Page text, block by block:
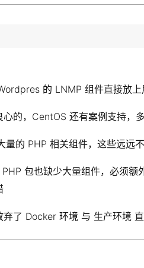
的 LNMP 组件直接放
心的，CentOS 还有案例支持，
量的 PHP 相关组件，这些远远
包也缺少大量组件，必须额
弃了 Docker 环境 与 生产环境